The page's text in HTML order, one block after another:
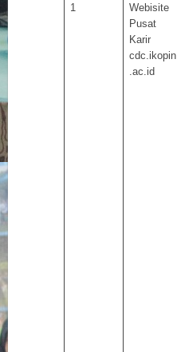
1
Webisite
Pusat
Karir
cdc.ikopin
.ac.id